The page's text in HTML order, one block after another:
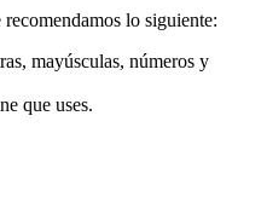
lo siguiente:
mayúsculas, números y
que uses.